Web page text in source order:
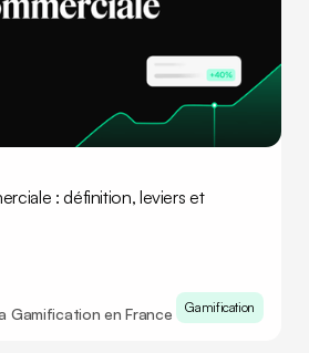
: définition, leviers et
Gamification en France
Gamification